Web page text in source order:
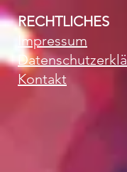
RECHTLICHES
Impressum
Kontakt